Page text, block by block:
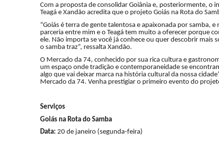
Com a proposta de consolidar Goiânia e, posteriormente, o
Teagá e Xandão acredita que o projeto Goiás na Rota do
“Goiás é terra de gente talentosa e apaixonada por samba,
parceria entre mim e o Teagá tem muito a oferecer porque
ele. Não importa se você já conhece ou quer descobrir mais
o samba traz”, ressalta Xandão.
O Mercado da 74, conhecido por sua rica cultura e
um espaço onde tradição e contemporaneidade se
algo que vai deixar marca na história cultural da nossa
Mercado da 74. Venha prestigiar o primeiro evento do
Serviços
Goiás na Rota do Samba
Data: 20 de janeiro (segunda-feira)